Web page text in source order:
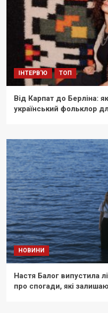
ІНТЕРВ'Ю ТОП
Від Карпат до Берліна:
український фольклор
НОВИНИ
Настя Балог випустила
про спогади, які